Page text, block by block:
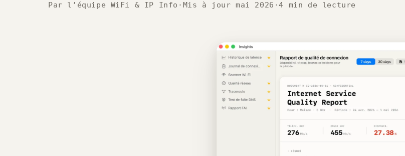
Par l’équipe WiFi & IP Info · Mis à jour mai 2026 ·4 min de lecture